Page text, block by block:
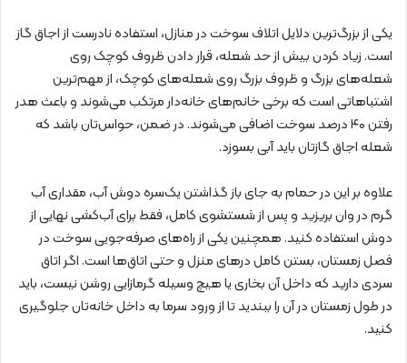
یکی از بزرگ‌ترین دلایل اتلاف سوخت در منازل، استفاده نادرست از اجاق گاز
است. زیاد کردن بیش از حد شعله، قرار دادن ظروف کوچک روی
شعله‌های بزرگ و ظروف بزرگ روی شعله‌های کوچک، از مهم‌ترین
اشتباهاتی است که برخی خانم‌های خانه‌دار مرتکب می‌شوند و باعث هدر
رفتن ۴۰ درصد سوخت اضافی می‌شوند. در ضمن، حواس‌تان باشد که
شعله اجاق گازتان باید آبی بسوزد.
علاوه بر این در حمام به جای باز گذاشتن یک‌سره دوش آب، مقداری آب
گرم در وان بریزید و پس از شستشوی کامل، فقط برای آب‌کشی نهایی از
دوش استفاده کنید. همچنین یکی از راه‌های صرفه‌جویی سوخت در
فصل زمستان، بستن کامل درهای منزل و حتی اتاق‌ها است. اگر اتاق
سردی دارید که داخل آن بخاری یا هیچ وسیله گرمازایی روشن نیست، باید
در طول زمستان در آن را ببندید تا از ورود سرما به داخل خانه‌تان جلوگیری
کنید.